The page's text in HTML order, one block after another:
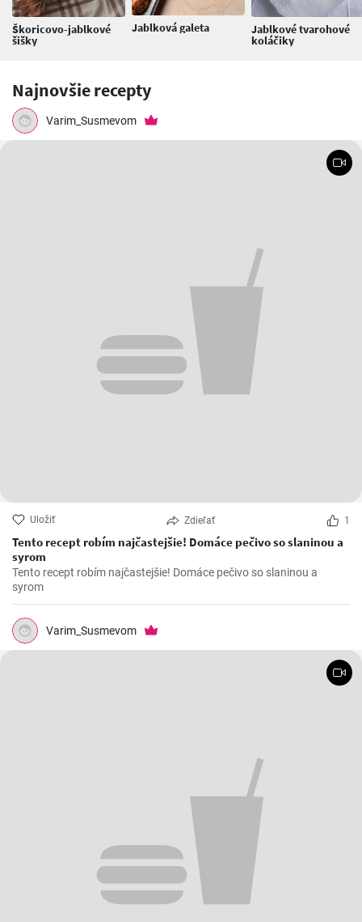
Škoricovo-jablkové
šišky
Jablková galeta Jablkové tvarohové
koláčiky
Najnovšie recepty
Varim_Susmevom
Uložiť Zdieľať 1
Tento recept robím najčastejšie! Domáce pečivo so slaninou a
syrom
Tento recept robím najčastejšie! Domáce pečivo so slaninou a
syrom
Varim_Susmevom